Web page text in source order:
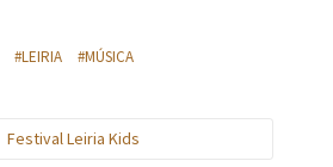
LEIRIA MÚSICA
Festival Leiria Kids